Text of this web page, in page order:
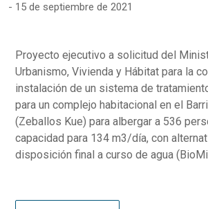
15 de septiembre de 2021
Proyecto ejecutivo a solicitud del
Urbanismo, Vivienda y Hábitat para la
instalación de un sistema de
para un complejo habitacional en el
(Zeballos Kue) para albergar a 536
capacidad para 134 m3/día, con
disposición final a curso de agua